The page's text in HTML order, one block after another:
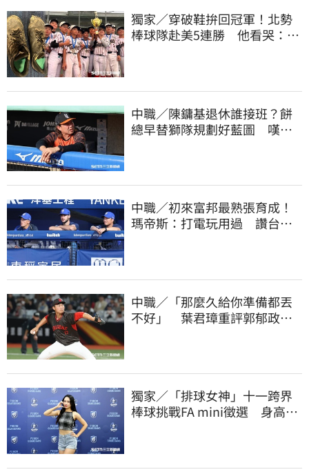
獨家／穿破鞋拚回冠軍！北勢
棒球隊赴美5連勝 他看哭：台
中職／陳鏞基退休誰接班？餅
總早替獅隊規劃好藍圖 嘆新
中職／初來富邦最熟張育成！
瑪帝斯：打電玩用過 讚台灣
中職／「那麼久給你準備都丟
不好」 葉君璋重評郭郁政對
獨家／「排球女神」十一跨界
棒球挑戰FA mini徵選 身高